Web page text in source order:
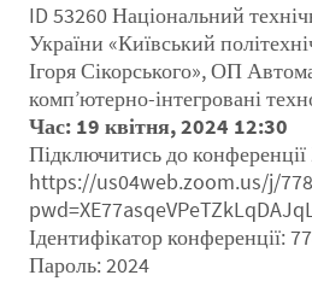
ID 53260 Національний
України «Київський
Ігоря Сікорського», ОП
комп’ютерно-інтегровані
Час: 19 квітня, 2024 12:30
Підключитись до
https://us04web.zoom.us/j/
Ідентифікатор конференції:
Пароль: 2024